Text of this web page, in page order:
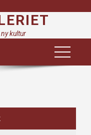
kultur